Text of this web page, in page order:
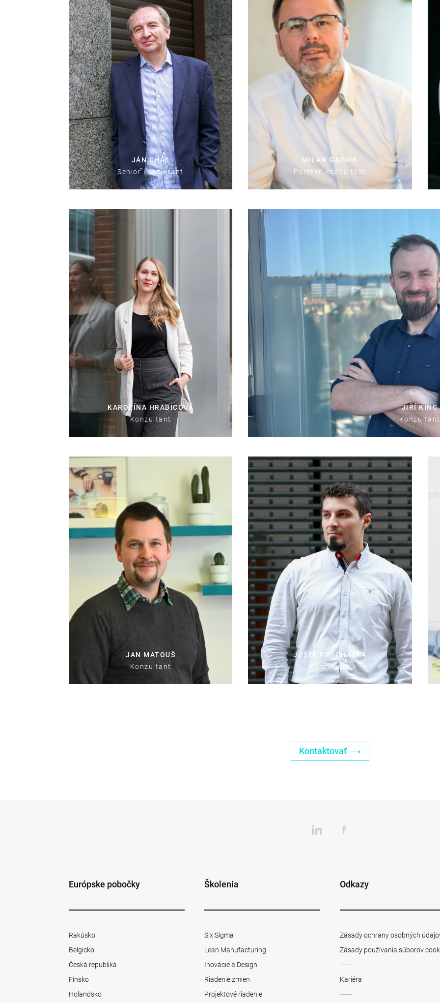
JÁN CHÁĽ
Senior konzultant
MILAN GAZDÍK
Partner, konzultant
KAROLÍNA HRABICOVÁ
Konzultant
JIŘÍ KINC
Konzultant
JAN MATOUŠ
Konzultant
JOSEF PROCHÁZKA
Konzultant
Kontaktovať
Európske pobočky
Rakúsko
Belgicko
Česká republika
Fínsko
Holandsko
Školenia
Six Sigma
Lean Manufacturing
Inovácie a Design
Riadenie zmien
Projektové riadenie
Odkazy
Zásady ochrany osobných
Zásady používania súborov
Kariéra